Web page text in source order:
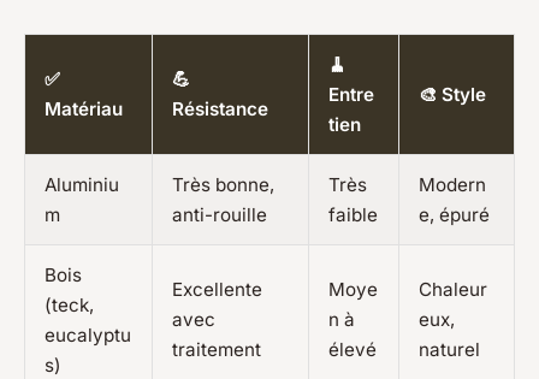
✅
Matériau
💪
Résistance
🧹
Entre
tien
🎨 Style
Aluminiu
m
Très bonne,
anti-rouille
Très
faible
Modern
e, épuré
Bois
(teck,
eucalyptu
s)
Excellente
avec
traitement
Moye
n à
élevé
Chaleur
eux,
naturel